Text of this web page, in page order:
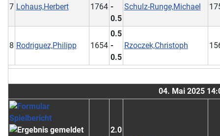
7 Lohaus,Herbert 1764 -
0.5
Schulz-Runge,Michael
8 Rodriguez,Philipp 1654
0.5
-
0.5
Rzoczek,Christoph
04. Mai 2025
2.0